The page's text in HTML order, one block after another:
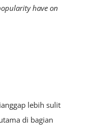
have on
lebih sulit
di bagian